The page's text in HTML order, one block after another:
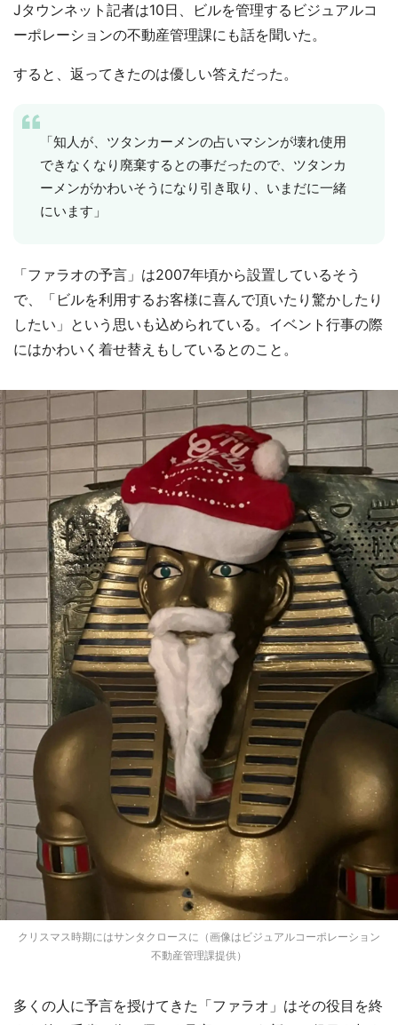
Jタウンネット記者は10日、ビルを管理するビジュアルコ
ーポレーションの不動産管理課にも話を聞いた。
すると、返ってきたのは優しい答えだった。
「知人が、ツタンカーメンの占いマシンが壊れ使用
できなくなり廃棄するとの事だったので、ツタンカ
ーメンがかわいそうになり引き取り、いまだに一緒
にいます」
「ファラオの予言」は2007年頃から設置しているそう
で、「ビルを利用するお客様に喜んで頂いたり驚かしたり
したい」という思いも込められている。イベント行事の際
にはかわいく着せ替えもしているとのこと。
クリスマス時期にはサンタクロースに（画像はビジュアルコーポレーション
不動産管理課提供）
多くの人に予言を授けてきた「ファラオ」はその役目を終